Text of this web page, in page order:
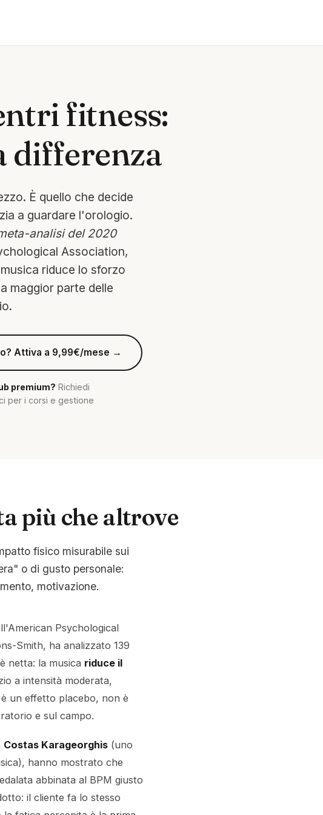
fitness:
differenza
È quello che decide
a guardare l'orologio.
analisi del 2020
Association,
riduce lo sforzo
maggior parte delle
Attiva a 9,99€/mese →
premium? Richiedi
per i corsi e gestione
più che altrove
fisico misurabile sui
o di gusto personale:
motivazione.
Psychological
Smith, ha analizzato 139
netta: la musica riduce il
a intensità moderata,
un effetto placebo, non è
e sul campo.
Costas Karageorghis (uno
hanno mostrato che
abbinata al BPM giusto
il cliente fa lo stesso